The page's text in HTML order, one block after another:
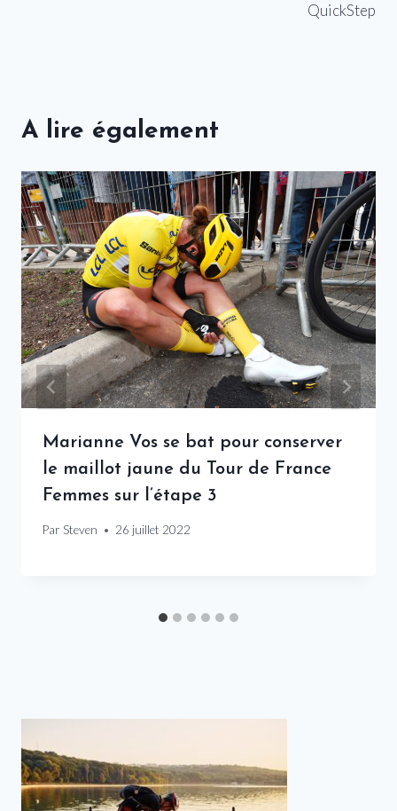
QuickStep
A lire également
Marianne Vos se bat pour conserver
le maillot jaune du Tour de France
Femmes sur l’étape 3
Par Steven 26 juillet 2022